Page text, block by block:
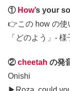
① How’s your
👉この how の使
「どのよう」-
②cheetah の発
Onishi